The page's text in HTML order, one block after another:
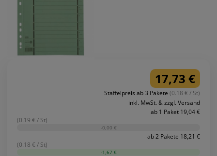
17,73 €
Staffelpreis ab 3 Pakete (0.18 € / St)
inkl. MwSt. & zzgl. Versand
ab 1 Paket 19,04 €
(0.19 € / St)
-0,00 €
ab 2 Pakete 18,21 €
(0.18 € / St)
-1,67 €